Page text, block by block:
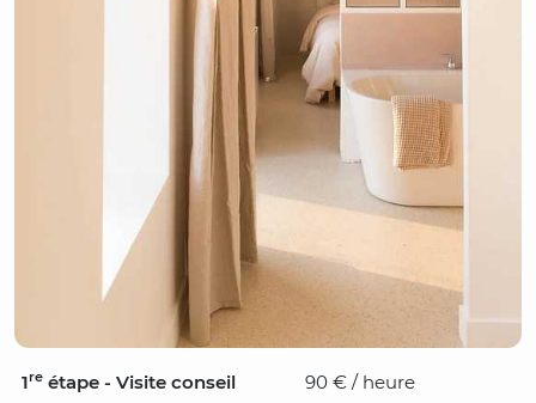
1re étape - Visite conseil 90 € / heure